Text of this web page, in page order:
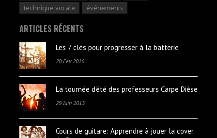
technique vocale événements
ARTICLES RÉCENTS
Les 7 clés pour progresser à la batterie
20 Fév 2016
La tournée d’été des professeurs Carpe Dièse
29 Juin 2015
Cours de guitare: Apprendre à jouer la cover